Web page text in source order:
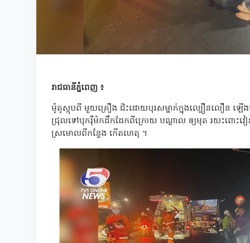
រាជធានីភ្នំពេញ ៖
ម៉ូតូស្កុបពី មួយគ្រឿង ជិះដោយបុរសម្នាក់ក្នុងល្បឿនលឿន ឡ
ជ្រុលទៅបុករ៉ឺម៉កដឹកដែកពីក្រោយ បណ្ដាល ឲ្យមុត រយះពោះវ
ស្រមោលពីកន្លែង កើតហេតុ ។